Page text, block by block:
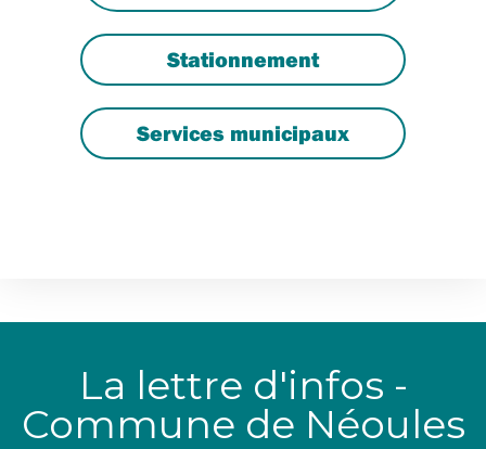
Stationnement
Services municipaux
La lettre d'infos -
Commune de Néoules